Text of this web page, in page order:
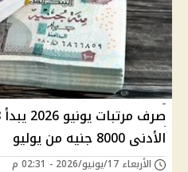
الأدنى 8000 جنيه من يوليو
الأربعاء 17/يونيو/2026 - 02:31 م